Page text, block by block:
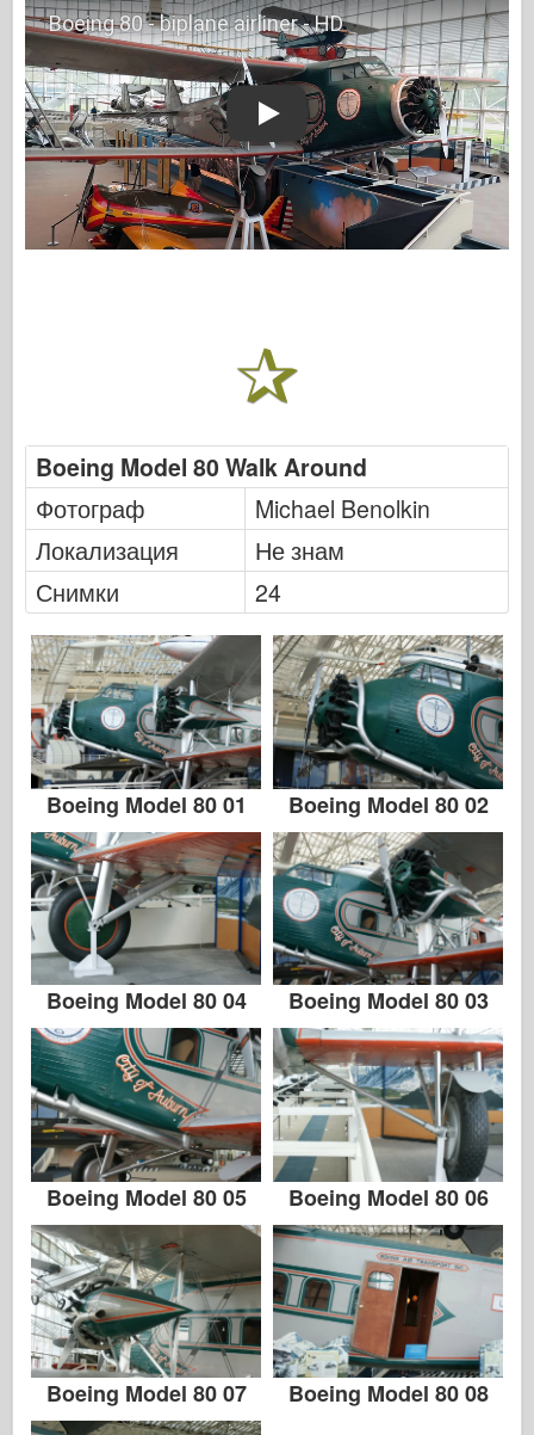
Play
Boeing Model 80 Walk Around
Фотограф
Michael Benolkin
Локализация
Не знам
Снимки
24
Boeing Model 80 01 Boeing Model 80 02
Boeing Model 80 04 Boeing Model 80 03
Boeing Model 80 05 Boeing Model 80 06
Boeing Model 80 07 Boeing Model 80 08